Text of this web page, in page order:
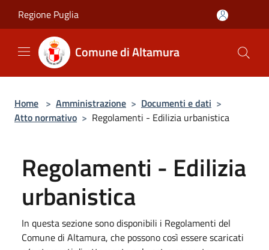
Regione Puglia
Comune di Altamura
Home > Amministrazione > Documenti e dati >
Atto normativo > Regolamenti - Edilizia urbanistica
Regolamenti - Edilizia
urbanistica
In questa sezione sono disponibili i Regolamenti del
Comune di Altamura, che possono così essere scaricati